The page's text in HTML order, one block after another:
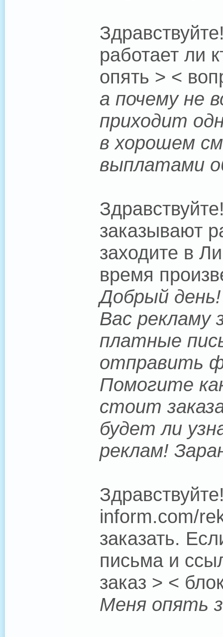
работает ли
опять > <
а почему не
приходит
в хорошем
выплатами
заказывают
заходите в
время
Добрый
Вас рекламу
платные
отправить
Помогите
стоит
будет ли
реклам!
inform.com/
заказать.
письма и
заказ > <
Меня опять